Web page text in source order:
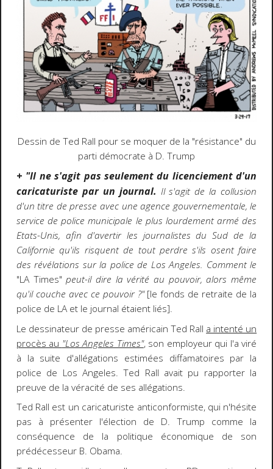
Dessin de Ted Rall pour se moquer de la "résistance" du
parti démocrate à D. Trump
+ "Il ne s'agit pas seulement du licenciement d'un
caricaturiste par un journal. Il s'agit de la collusion
d'un titre de presse avec une agence gouvernementale, le
service de police municipale le plus lourdement armé des
Etats-Unis, afin d'avertir les journalistes du Sud de la
Californie qu'ils risquent de tout perdre s'ils osent faire
des révélations sur la police de Los Angeles. Comment le
"LA Times" peut-il dire la vérité au pouvoir, alors même
qu'il couche avec ce pouvoir ?"[le fonds de retraite de la
police de LA et le journal étaient liés].
Le dessinateur de presse américain Ted Rall a intenté un
procès au "Los Angeles Times", son employeur qui l'a viré
à la suite d'allégations estimées diffamatoires par la
police de Los Angeles. Ted Rall avait pu rapporter la
preuve de la véracité de ses allégations.
Ted Rall est un caricaturiste anticonformiste, qui n'hésite
pas à présenter l'élection de D. Trump comme la
conséquence de la politique économique de son
prédécesseur B. Obama.